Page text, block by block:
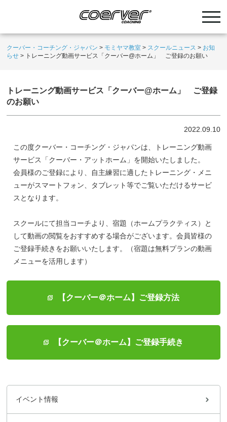
クーバー・コーチング・ジャパン > モミヤマ教室 > スクールニュース > お知
らせ > トレーニング動画サービス「クーバー@ホーム」 ご登録のお願い
トレーニング動画サービス「クーバー@ホーム」 ご登録
のお願い
2022.09.10
この度クーバー・コーチング・ジャパンは、トレーニング動画
サービス「クーバー・アットホーム」を開始いたしました。
会員様のご登録により、自主練習に適したトレーニング・メニ
ューがスマートフォン、タブレット等でご覧いただけるサービ
スとなります。
スクールにて担当コーチより、宿題（ホームプラクティス）と
して動画の閲覧をおすすめする場合がございます。会員皆様の
ご登録手続きをお願いいたします。（宿題は無料プランの動画
メニューを活用します）
【クーバー＠ホーム】ご登録方法
【クーバー＠ホーム】ご登録手続き
イベント情報